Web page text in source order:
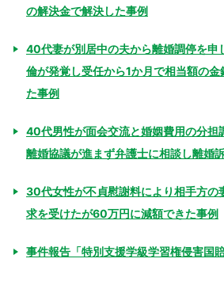
の解決金で解決した事例
40代妻が別居中の夫から離婚調停を申
倫が発覚し受任から1か月で相当額の
た事例
40代男性が面会交流と婚姻費用の分担
離婚協議が進まず弁護士に相談し離婚
30代女性が不貞慰謝料により相手方
求を受けたが60万円に減額できた事例
事件報告「特別支援学級学習権侵害国賠